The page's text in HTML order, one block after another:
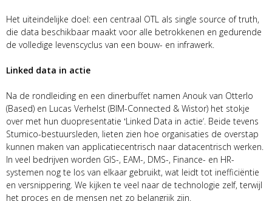
Het uiteindelijke doel: een centraal OTL als single source of truth,
die data beschikbaar maakt voor alle betrokkenen en gedurende
de volledige levenscyclus van een bouw- en infrawerk.
Linked data in actie
Na de rondleiding en een dinerbuffet namen Anouk van Otterlo
(Based) en Lucas Verhelst (BIM-Connected & Wistor) het stokje
over met hun duopresentatie ʻLinked Data in actieʼ. Beide tevens
Stumico-bestuursleden, lieten zien hoe organisaties de overstap
kunnen maken van applicatiecentrisch naar datacentrisch werken.
In veel bedrijven worden GIS-, EAM-, DMS-, Finance- en HR-
systemen nog te los van elkaar gebruikt, wat leidt tot inefficiëntie
en versnippering. We kijken te veel naar de technologie zelf, terwijl
het proces en de mensen net zo belangrijk zijn.